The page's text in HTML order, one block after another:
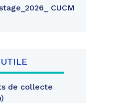
CUCM
de collecte